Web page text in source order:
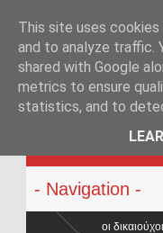
This site uses
and to analyze traffic.
shared with Google
metrics to ensure
statistics, and to